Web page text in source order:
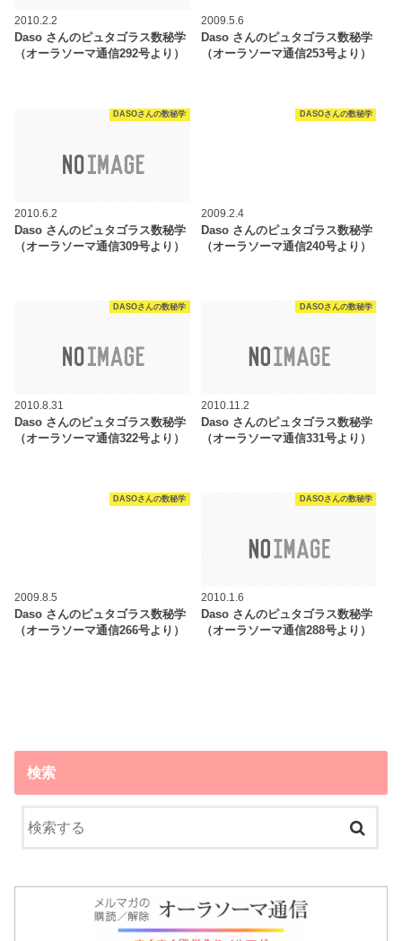
2010.2.2
Daso さんのピュタゴラス数秘学
（オーラソーマ通信292号より）
2009.5.6
Daso さんのピュタゴラス数秘学
（オーラソーマ通信253号より）
DASOさんの数秘学
2010.6.2
Daso さんのピュタゴラス数秘学
（オーラソーマ通信309号より）
DASOさんの数秘学
2009.2.4
Daso さんのピュタゴラス数秘学
（オーラソーマ通信240号より）
DASOさんの数秘学
2010.8.31
Daso さんのピュタゴラス数秘学
（オーラソーマ通信322号より）
DASOさんの数秘学
2010.11.2
Daso さんのピュタゴラス数秘学
（オーラソーマ通信331号より）
DASOさんの数秘学
2009.8.5
Daso さんのピュタゴラス数秘学
（オーラソーマ通信266号より）
DASOさんの数秘学
2010.1.6
Daso さんのピュタゴラス数秘学
（オーラソーマ通信288号より）
検索